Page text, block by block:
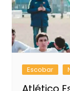
Escobar